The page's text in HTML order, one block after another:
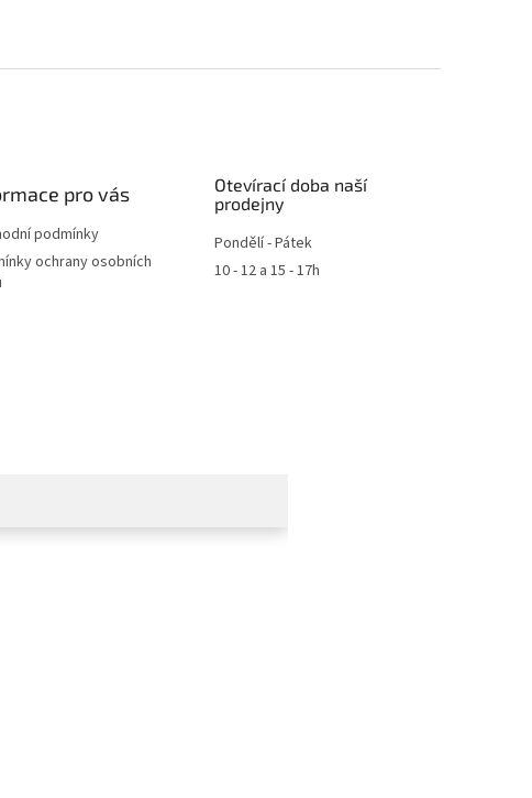
pro vás
podmínky
ochrany osobních
Otevírací doba naší
prodejny
Pondělí - Pátek
10 - 12 a 15 - 17h